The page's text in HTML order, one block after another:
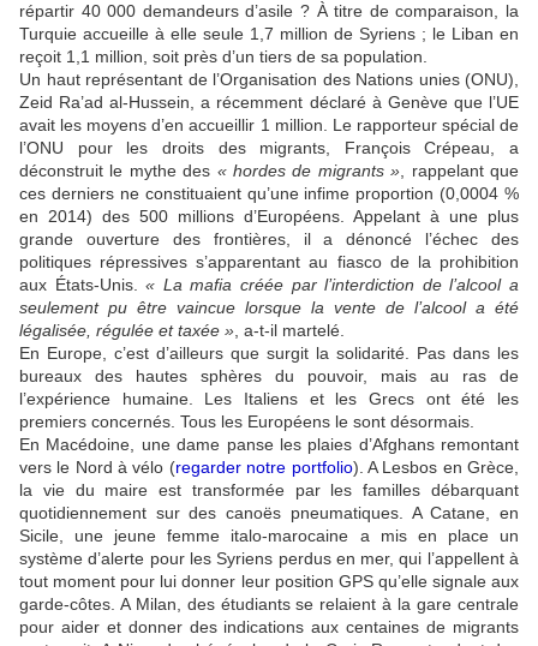
répartir 40 000 demandeurs d’asile ? À titre de comparaison, la
Turquie accueille à elle seule 1,7 million de Syriens ; le Liban en
reçoit 1,1 million, soit près d’un tiers de sa population.
Un haut représentant de l’Organisation des Nations unies (ONU),
Zeid Ra’ad al-Hussein, a récemment déclaré à Genève que l’UE
avait les moyens d’en accueillir 1 million. Le rapporteur spécial de
l’ONU pour les droits des migrants, François Crépeau, a
déconstruit le mythe des « hordes de migrants », rappelant que
ces derniers ne constituaient qu’une infime proportion (0,0004 %
en 2014) des 500 millions d’Européens. Appelant à une plus
grande ouverture des frontières, il a dénoncé l’échec des
politiques répressives s’apparentant au fiasco de la prohibition
aux États-Unis.« La mafia créée par l’interdiction de l’alcool a
seulement pu être vaincue lorsque la vente de l’alcool a été
légalisée, régulée et taxée », a-t-il martelé.
En Europe, c’est d’ailleurs que surgit la solidarité. Pas dans les
bureaux des hautes sphères du pouvoir, mais au ras de
l’expérience humaine. Les Italiens et les Grecs ont été les
premiers concernés. Tous les Européens le sont désormais.
En Macédoine, une dame panse les plaies d’Afghans remontant
vers le Nord à vélo (regarder notre portfolio). A Lesbos en Grèce,
la vie du maire est transformée par les familles débarquant
quotidiennement sur des canoës pneumatiques. A Catane, en
Sicile, une jeune femme italo-marocaine a mis en place un
système d’alerte pour les Syriens perdus en mer, qui l’appellent à
tout moment pour lui donner leur position GPS qu’elle signale aux
garde-côtes. A Milan, des étudiants se relaient à la gare centrale
pour aider et donner des indications aux centaines de migrants